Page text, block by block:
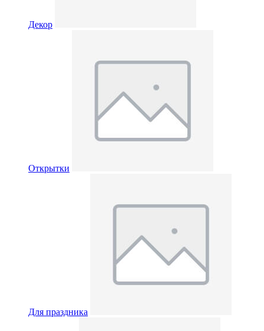
Декор
Открытки
Для праздника